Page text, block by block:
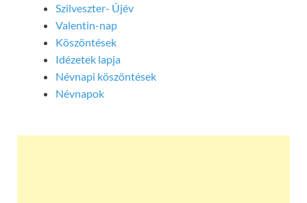
Szilveszter- Újév
Valentin-nap
Köszöntések
Idézetek lapja
Névnapi köszöntések
Névnapok